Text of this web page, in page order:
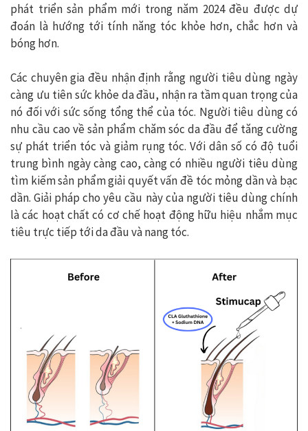
phát triển sản phẩm mới trong năm 2024 đều được dự
đoán là hướng tới tính năng tóc khỏe hơn, chắc hơn và
bóng hơn.
Các chuyên gia đều nhận định rằng người tiêu dùng ngày
càng ưu tiên sức khỏe da đầu, nhận ra tầm quan trọng của
nó đối với sức sống tổng thể của tóc. Người tiêu dùng có
nhu cầu cao về sản phẩm chăm sóc da đầu để tăng cường
sự phát triển tóc và giảm rụng tóc. Với dân số có độ tuổi
trung bình ngày càng cao, càng có nhiều người tiêu dùng
tìm kiếm sản phẩm giải quyết vấn đề tóc mỏng dần và bạc
dần. Giải pháp cho yêu cầu này của người tiêu dùng chính
là các hoạt chất có cơ chế hoạt động hữu hiệu nhắm mục
tiêu trực tiếp tới da đầu và nang tóc.